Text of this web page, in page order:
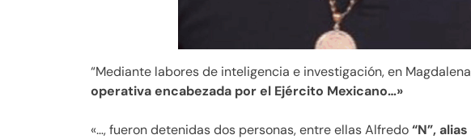
“Mediante labores de inteligencia e investigación, en
operativa encabezada por el Ejército Mexicano…»
«…, fueron detenidas dos personas, entre ellas Alfredo“N”,